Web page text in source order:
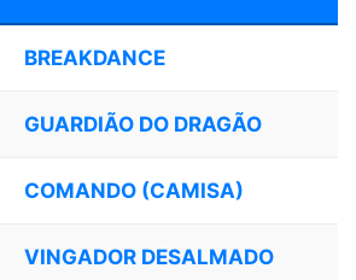
BREAKDANCE
GUARDIÃO DO DRAGÃO
COMANDO (CAMISA)
VINGADOR DESALMADO